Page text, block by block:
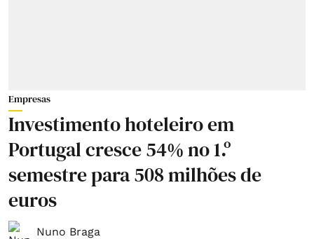
Empresas
Investimento hoteleiro em
Portugal cresce 54% no 1.º
semestre para 508 milhões de
euros
Nuno Braga